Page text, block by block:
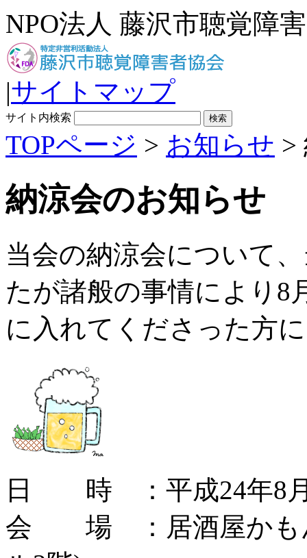
NPO法人 藤沢市聴覚障
|サイトマップ
サイト内検索
TOPページ > お知らせ >
納涼会のお知らせ
当会の納涼会について
たが諸般の事情により8
に入れてくださった方
日 時 ：平成24年8月
会 場 ：居酒屋かもん